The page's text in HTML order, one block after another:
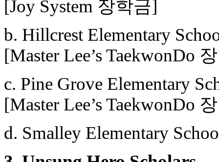
[Joy System 장학금]
b. Hillcrest Elementary
[Master Lee’s TaekwonDo
c. Pine Grove Elementary
[Master Lee’s TaekwonDo
d. Smalley Elementary